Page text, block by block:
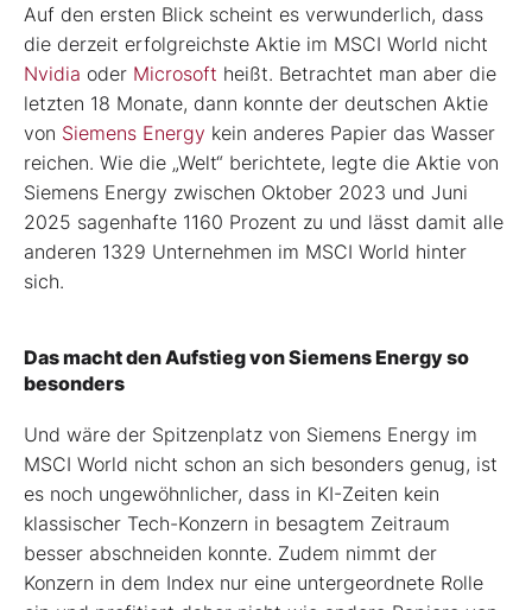
Auf den ersten Blick scheint es verwunderlich, dass
die derzeit erfolgreichste Aktie im MSCI World nicht
Nvidia oder Microsoft heißt. Betrachtet man aber die
letzten 18 Monate, dann konnte der deutschen Aktie
von Siemens Energy kein anderes Papier das Wasser
reichen. Wie die „Welt“ berichtete, legte die Aktie von
Siemens Energy zwischen Oktober 2023 und Juni
2025 sagenhafte 1160 Prozent zu und lässt damit alle
anderen 1329 Unternehmen im MSCI World hinter
sich.
Das macht den Aufstieg von Siemens Energy so
besonders
Und wäre der Spitzenplatz von Siemens Energy im
MSCI World nicht schon an sich besonders genug, ist
es noch ungewöhnlicher, dass in KI-Zeiten kein
klassischer Tech-Konzern in besagtem Zeitraum
besser abschneiden konnte. Zudem nimmt der
Konzern in dem Index nur eine untergeordnete Rolle